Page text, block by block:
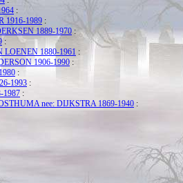
:
1916-1989 :
1889-1970 :
:
1880-1961 :
1906-1990 :
:
1993 :
1987 :
nee: DIJKSTRA 1869-1940 :